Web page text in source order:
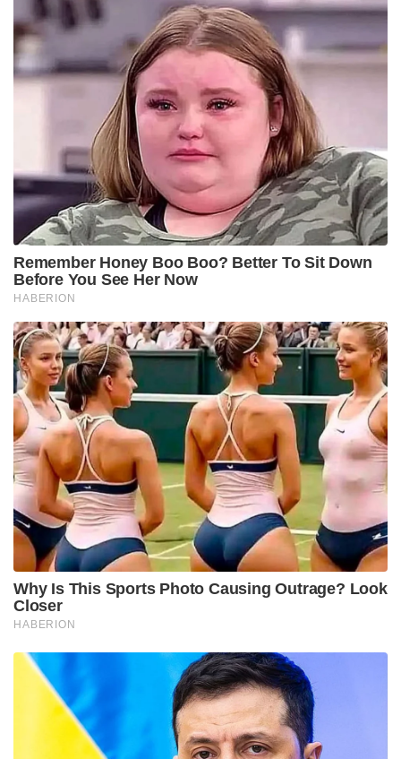
Remember Honey Boo Boo? Better To Sit Down
Before You See Her Now
HABERION
Why Is This Sports Photo Causing Outrage? Look
Closer
HABERION